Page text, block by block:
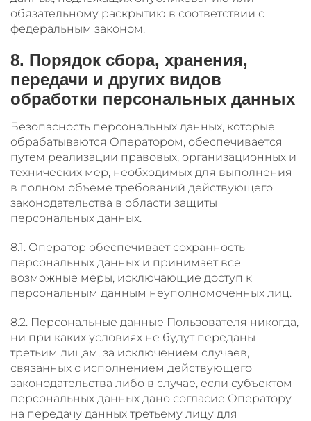
обязательному раскрытию в соответствии с
федеральным законом.
8. Порядок сбора, хранения,
передачи и других видов
обработки персональных данных
Безопасность персональных данных, которые
обрабатываются Оператором, обеспечивается
путем реализации правовых, организационных и
технических мер, необходимых для выполнения
в полном объеме требований действующего
законодательства в области защиты
персональных данных.
8.1. Оператор обеспечивает сохранность
персональных данных и принимает все
возможные меры, исключающие доступ к
персональным данным неуполномоченных лиц.
8.2. Персональные данные Пользователя никогда,
ни при каких условиях не будут переданы
третьим лицам, за исключением случаев,
связанных с исполнением действующего
законодательства либо в случае, если субъектом
персональных данных дано согласие Оператору
на передачу данных третьему лицу для